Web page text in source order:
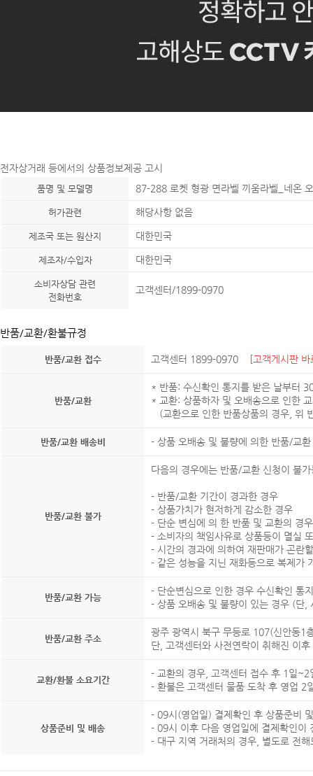
전자상거래 등에서의 상품정보제공 고시
품명 및 모델명 87-288 로켓 형광 면라벨 끼움라벨_네온
허가관련 해당사항 없음
제조국 또는 원산지 대한민국
제조자/수입자 대한민국
소비자상담 관련
전화번호
고객센터/1899-0970
반품/교환/환불규정
반품/교환 접수 고객센터 1899-0970 [고객게시판
반품/교환
* 반품: 수신확인 통지를 받은 날부터
* 교환: 상품하자 및 오배송으로 인한
(교환으로 인한 반품상품의 경우, 위
반품/교환 배송비 - 상품 오배송 및 불량에 의한 반품/교
반품/교환 불가
다음의 경우에는 반품/교환 신청이 불
- 반품/교환 기간이 경과한 경우
- 상품가치가 현저하게 감소한 경우
- 단순 변심에 의 한 반품 및 교환의 경우
- 소비자의 책임사유로 상품등이 멸실
- 시간의 경과에 의하여 재판매가 곤란
- 같은 성능을 지닌 재화등으로 복제가
반품/교환 가능
- 단순변심으로 인한 경우 수신확인 통
- 상품 오배송 및 불량이 있는 경우 (단,
반품/교환 주소
광주 광역시 북구 무등로 107(신안동1
단, 고객센터와 사전연락이 취해진 이
교환/환불 소요기간
- 교환의 경우, 고객센터 접수 후 1일~2
- 환불은 고객센터 물품 도착 후 영업 2
상품준비 및 배송
- 09시(영업일) 결제확인 후 상품준비
- 09시 이후 다음 영업일에 결제확인이
- 대구 지역 거래처의 경우, 별도로 전